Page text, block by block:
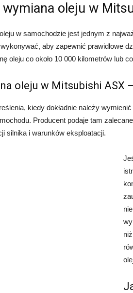
wymiana oleju w
w samochodzie jest jednym z
aby zapewnić prawidłowe
oleju co około 10 000 kilometrów lub
oleju w Mitsubishi ASX
kiedy dokładnie należy
Producent podaje tam
silnika i warunków eksploatacji.